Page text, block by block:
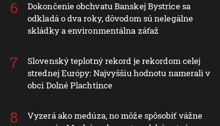
Dokončenie obchvatu Banskej Bystrice sa
odkladá o dva roky, dôvodom sú nelegálne
skládky a environmentálna záťaž
Slovenský teplotný rekord je rekordom celej
strednej Európy: Najvyššiu hodnotu namerali v
obci Dolné Plachtince
Vyzerá ako medúza, no môže spôsobiť vážne